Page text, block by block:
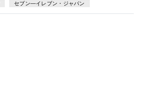
セブン—イレブン・ジャパン